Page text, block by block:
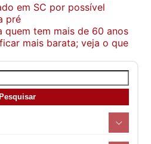
em SC por possível
pré
quem tem mais de 60 anos
mais barata; veja o que